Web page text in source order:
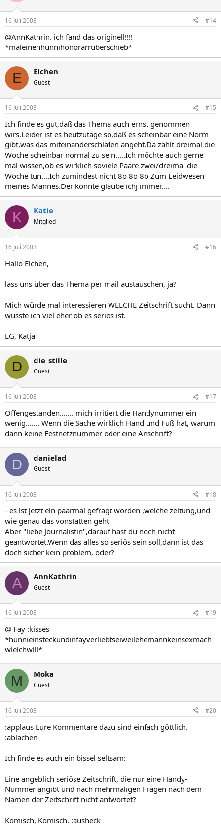
16 Juli 2003 #14
@AnnKathrin. ich fand das originell!!!!
*maleinenhunnihonorarrüberschieb*
E Elchen
Guest
16 Juli 2003 #15
Ich finde es gut,daß das Thema auch ernst genommen
wirs.Leider ist es heutzutage so,daß es scheinbar eine Norm
gibt,was das miteinanderschlafen angeht.Da zählt dreimal die
Woche scheinbar normal zu sein.....Ich möchte auch gerne
mal wissen,ob es wirklich soviele Paare zwei/dreimal die
Woche tun....Ich zumindest nicht 8o 8o 8o Zum Leidwesen
meines Mannes.Der könnte glaube ichj immer....
K Katie
Mitglied
16 Juli 2003 #16
Hallo Elchen,
lass uns über das Thema per mail austauschen, ja?
Mich würde mal interessieren WELCHE Zeitschrift sucht. Dann
wüsste ich viel eher ob es seriös ist.
LG, Katja
D die_stille
Guest
16 Juli 2003 #17
Offengestanden....... mich irritiert die Handynummer ein
wenig....... Wenn die Sache wirklich Hand und Fuß hat, warum
dann keine Festnetznummer oder eine Anschrift?
D danielad
Guest
16 Juli 2003 #18
- es ist jetzt ein paarmal gefragt worden ,welche zeitung,und
wie genau das vonstatten geht.
Aber "liebe Journalistin",darauf hast du noch nicht
geantwortet.Wenn das alles so seriös sein soll,dann ist das
doch sicher kein problem, oder?
A AnnKathrin
Guest
16 Juli 2003 #19
@ Fay :kisses
*hunnieinsteckundinfayverliebtseiweilehemannkeinsexmach
wieichwill*
M Moka
Guest
16 Juli 2003 #20
:applaus Eure Kommentare dazu sind einfach göttlich.
:ablachen
Ich finde es auch ein bissel seltsam:
Eine angeblich seriöse Zeitschrift, die nur eine Handy-
Nummer angibt und nach mehrmaligen Fragen nach dem
Namen der Zeitschrift nicht antwortet?
Komisch, Komisch. :ausheck